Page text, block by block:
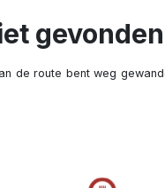
de route bent weg